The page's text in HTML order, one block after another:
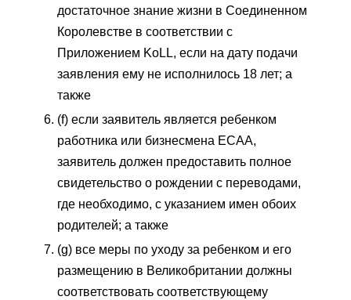
достаточное знание жизни в Соединенном
Королевстве в соответствии с
Приложением KoLL, если на дату подачи
заявления ему не исполнилось 18 лет; а
также
(f) если заявитель является ребенком
работника или бизнесмена ECAA,
заявитель должен предоставить полное
свидетельство о рождении с переводами,
где необходимо, с указанием имен обоих
родителей; а также
(g) все меры по уходу за ребенком и его
размещению в Великобритании должны
соответствовать соответствующему